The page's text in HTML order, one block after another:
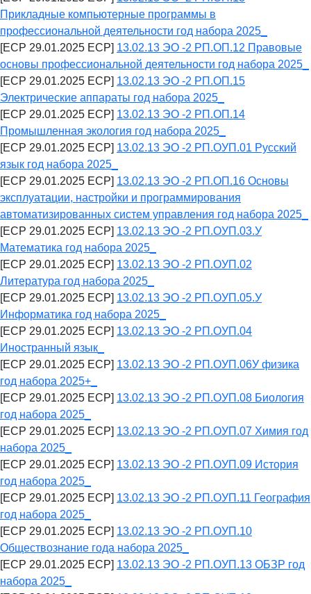
Прикладные компьютерные программы в
профессиональной деятельности год набора 2025_
[ECP 29.01.2025 ECP] 13.02.13 ЭО -2 РП.ОП.12 Правовые
основы профессиональной деятельности год набора 2025_
[ECP 29.01.2025 ECP] 13.02.13 ЭО -2 РП.ОП.15
Электрические аппараты год набора 2025_
[ECP 29.01.2025 ECP] 13.02.13 ЭО -2 РП.ОП.14
Промышленная экология год набора 2025_
[ECP 29.01.2025 ECP] 13.02.13 ЭО -2 РП.ОУП.01 Русский
язык год набора 2025_
[ECP 29.01.2025 ECP] 13.02.13 ЭО -2 РП.ОП.16 Основы
эксплуатации, настройки и программирования
автоматизированных систем управления год набора 2025_
[ECP 29.01.2025 ECP] 13.02.13 ЭО -2 РП.ОУП.03.У
Математика год набора 2025_
[ECP 29.01.2025 ECP] 13.02.13 ЭО -2 РП.ОУП.02
Литература год набора 2025_
[ECP 29.01.2025 ECP] 13.02.13 ЭО -2 РП.ОУП.05.У
Информатика год набора 2025_
[ECP 29.01.2025 ECP] 13.02.13 ЭО -2 РП.ОУП.04
Иностранный язык_
[ECP 29.01.2025 ECP] 13.02.13 ЭО -2 РП.ОУП.06У физика
год набора 2025+_
[ECP 29.01.2025 ECP] 13.02.13 ЭО -2 РП.ОУП.08 Биология
год набора 2025_
[ECP 29.01.2025 ECP] 13.02.13 ЭО -2 РП.ОУП.07 Химия год
набора 2025_
[ECP 29.01.2025 ECP] 13.02.13 ЭО -2 РП.ОУП.09 История
год набора 2025_
[ECP 29.01.2025 ECP] 13.02.13 ЭО -2 РП.ОУП.11 География
год набора 2025_
[ECP 29.01.2025 ECP] 13.02.13 ЭО -2 РП.ОУП.10
Обществознание года набора 2025_
[ECP 29.01.2025 ECP] 13.02.13 ЭО -2 РП.ОУП.13 ОБЗР год
набора 2025_